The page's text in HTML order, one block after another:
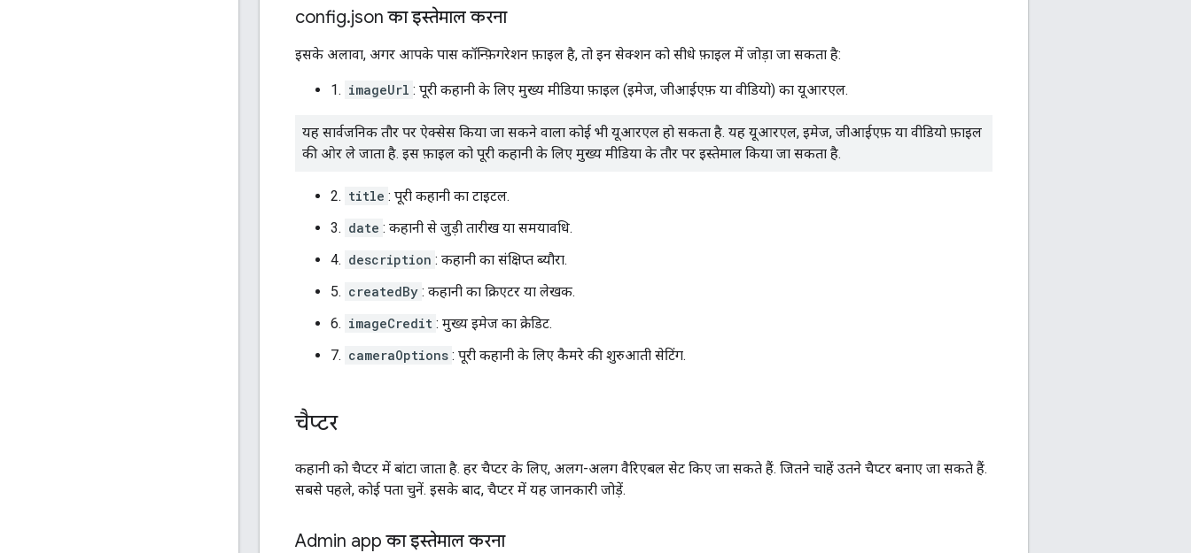
config.json का इस्तेमाल करना
इसके अलावा, अगर आपके पास कॉन्फ़िगरेशन फ़ाइल है, तो इन सेक्शन को सीधे फ़ाइल में जोड़ा जा सकता है:
1. imageUrl : पूरी कहानी के लिए मुख्य मीडिया फ़ाइल (इमेज, जीआईएफ़ या वीडियो) का यूआरएल.
यह सार्वजनिक तौर पर ऐक्सेस किया जा सकने वाला कोई भी यूआरएल हो सकता है. यह यूआरएल, इमेज, जीआईएफ़ या वीडियो फ़ाइल
की ओर ले जाता है. इस फ़ाइल को पूरी कहानी के लिए मुख्य मीडिया के तौर पर इस्तेमाल किया जा सकता है.
2. title : पूरी कहानी का टाइटल.
3. date : कहानी से जुड़ी तारीख या समयावधि.
4. description : कहानी का संक्षिप्त ब्यौरा.
5. createdBy : कहानी का क्रिएटर या लेखक.
6. imageCredit : मुख्य इमेज का क्रेडिट.
7. cameraOptions : पूरी कहानी के लिए कैमरे की शुरुआती सेटिंग.
चैप्टर
कहानी को चैप्टर में बांटा जाता है. हर चैप्टर के लिए, अलग-अलग वैरिएबल सेट किए जा सकते हैं. जितने चाहें उतने चैप्टर बनाए जा सकते हैं.
सबसे पहले, कोई पता चुनें. इसके बाद, चैप्टर में यह जानकारी जोड़ें.
Admin app का इस्तेमाल करना